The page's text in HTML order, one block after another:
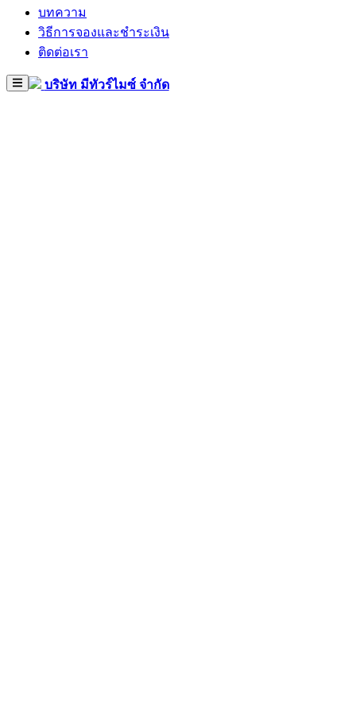
บทความ
วิธีการจองและชำระเงิน
ติดต่อเรา
บริษัท มีทัวร์ไมซ์ จำกัด